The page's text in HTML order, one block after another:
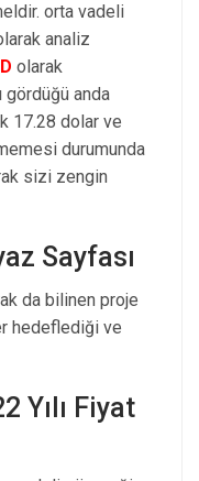
orta vadeli
analiz
olarak
gördüğü anda
17.28 dolar ve
durumunda
sizi zengin
Sayfası
da bilinen proje
hedeflediği ve
Yılı Fiyat